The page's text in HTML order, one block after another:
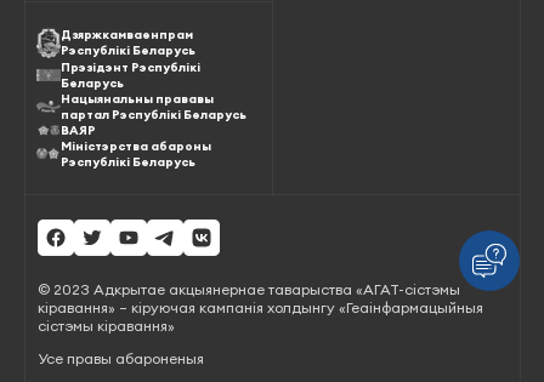
© 2023 Адкрытае акцыянернае таварыства «АГАТ-сістэмы
кіравання» – кіруючая кампанія холдынгу «Геаінфармацыйныя
сістэмы кіравання»
Усе правы абароненыя
Дзяржкамваенпрам
Рэспублікі Беларусь
Прэзідэнт Рэспублікі
Беларусь
Нацыянальны прававы
партал Рэспублікі Беларусь
ВАЯР
Міністэрства абароны
Рэспублікі Беларусь